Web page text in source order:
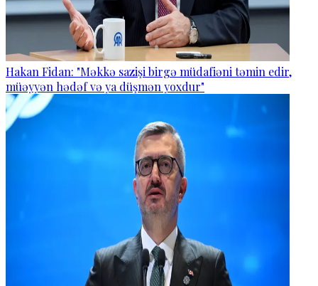
Hakan Fidan: "Məkkə sazişi birgə müdafiəni təmin edir,
müəyyən hədəf və ya düşmən yoxdur"